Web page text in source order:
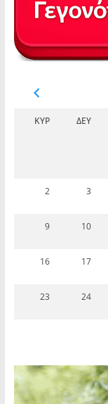
ΚΥΡ ΔΕΥ
2 3
9 10
16 17
23 24